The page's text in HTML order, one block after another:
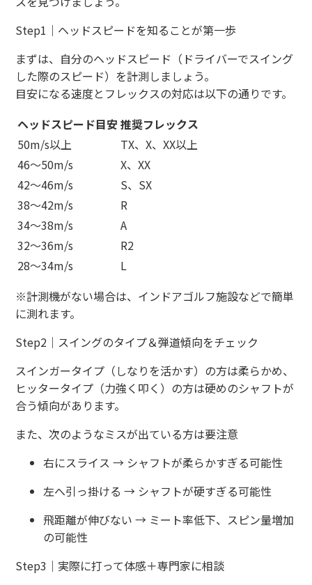
Step1｜ヘッドスピードを知ることが第一歩
まずは、自分のヘッドスピード（ドライバーでスイング
した際のスピード）を計測しましょう。
目安になる速度とフレックスの対応は以下の通りです。
ヘッドスピード目安推奨フレックス
50m/s以上
TX、X、XX以上
46〜50m/s
X、XX
42〜46m/s
S、SX
38〜42m/s
R
34〜38m/s
A
32〜36m/s
R2
28〜34m/s
L
※計測機がない場合は、インドアゴルフ施設などで簡単
に測れます。
Step2｜スイングのタイプ＆弾道傾向をチェック
スインガータイプ（しなりを活かす）の方は柔らかめ、
ヒッタータイプ（力強く叩く）の方は硬めのシャフトが
合う傾向があります。
また、次のようなミスが出ている方は要注意
右にスライス → シャフトが柔らかすぎる可能性
左へ引っ掛ける → シャフトが硬すぎる可能性
飛距離が伸びない → ミート率低下、スピン量増加
の可能性
Step3｜実際に打って体感＋専門家に相談